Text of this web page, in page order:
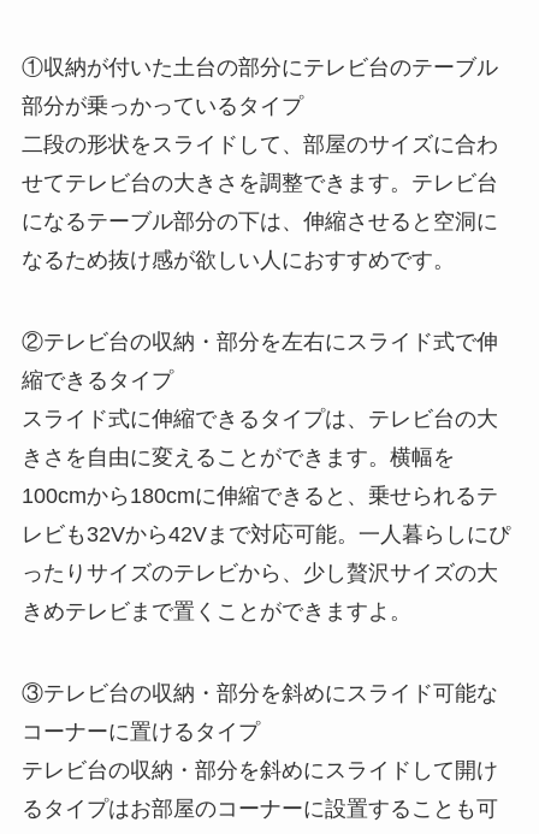
①収納が付いた土台の部分にテレビ台のテーブル
部分が乗っかっているタイプ
二段の形状をスライドして、部屋のサイズに合わ
せてテレビ台の大きさを調整できます。テレビ台
になるテーブル部分の下は、伸縮させると空洞に
なるため抜け感が欲しい人におすすめです。
②テレビ台の収納・部分を左右にスライド式で伸
縮できるタイプ
スライド式に伸縮できるタイプは、テレビ台の大
きさを自由に変えることができます。横幅を
100cmから180cmに伸縮できると、乗せられるテ
レビも32Vから42Vまで対応可能。一人暮らしにぴ
ったりサイズのテレビから、少し贅沢サイズの大
きめテレビまで置くことができますよ。
③テレビ台の収納・部分を斜めにスライド可能な
コーナーに置けるタイプ
テレビ台の収納・部分を斜めにスライドして開け
るタイプはお部屋のコーナーに設置することも可